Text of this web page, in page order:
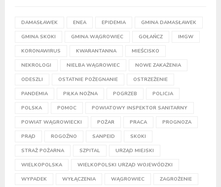
DAMASŁAWEK ENEA EPIDEMIA GMINA DAMASŁAWEK
GMINA SKOKI GMINA WĄGROWIEC GOŁAŃCZ IMGW
KORONAWIRUS KWARANTANNA MIEŚCISKO
NEKROLOGI NIELBA WĄGROWIEC NOWE ZAKAŻENIA
ODESZLI OSTATNIE POŻEGNANIE OSTRZEŻENIE
PANDEMIA PIŁKA NOŻNA POGRZEB POLICJA
POLSKA POMOC POWIATOWY INSPEKTOR SANITARNY
POWIAT WĄGROWIECKI POŻAR PRACA PROGNOZA
PRĄD ROGOŹNO SANPEID SKOKI
STRAŻ POŻARNA SZPITAL URZĄD MIEJSKI
WIELKOPOLSKA WIELKOPOLSKI URZĄD WOJEWÓDZKI
WYPADEK WYŁĄCZENIA WĄGROWIEC ZAGROŻENIE